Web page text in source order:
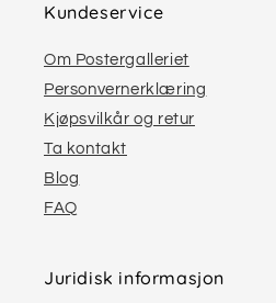
Kundeservice
Om Postergalleriet
Personvernerklæring
Kjøpsvilkår og retur
Ta kontakt
Blog
FAQ
Juridisk informasjon